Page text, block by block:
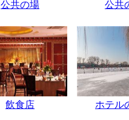
公共の場 公共
飲食店 ホテル